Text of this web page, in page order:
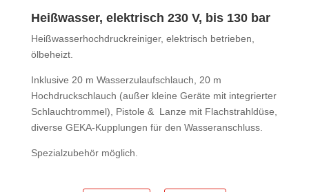
Heißwasser, elektrisch 230 V, bis 130 bar
Heißwasserhochdruckreiniger, elektrisch betrieben,
ölbeheizt.
Inklusive 20 m Wasserzulaufschlauch, 20 m
Hochdruckschlauch (außer kleine Geräte mit integrierter
Schlauchtrommel), Pistole & Lanze mit Flachstrahldüse,
diverse GEKA-Kupplungen für den Wasseranschluss.
Spezialzubehör möglich.